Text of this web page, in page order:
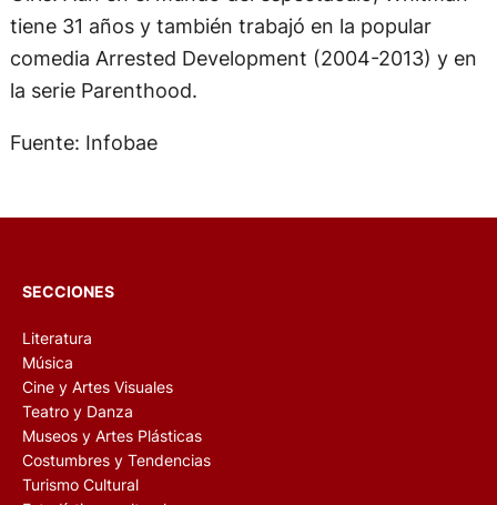
Girls. Aún en el mundo del espectáculo, Whitman
tiene 31 años y también trabajó en la popular
comedia Arrested Development (2004-2013) y en
Literatura
Música
Cine y Artes Visuales
Teatro y Danza
Museos y Artes Plásticas
Costumbres y Tendencias